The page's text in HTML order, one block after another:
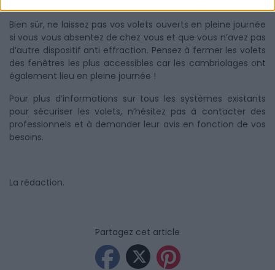
Bien sûr, ne laissez pas vos volets ouverts en pleine journée
si vous vous absentez de chez vous et que vous n’avez pas
d’autre dispositif anti effraction. Pensez à fermer les volets
des fenêtres les plus accessibles car les cambriolages ont
également lieu en pleine journée !
Pour plus d’informations sur tous les systèmes existants
pour sécuriser les volets, n’hésitez pas à contacter des
professionnels et à demander leur avis en fonction de vos
besoins.
La rédaction.
Partagez cet article